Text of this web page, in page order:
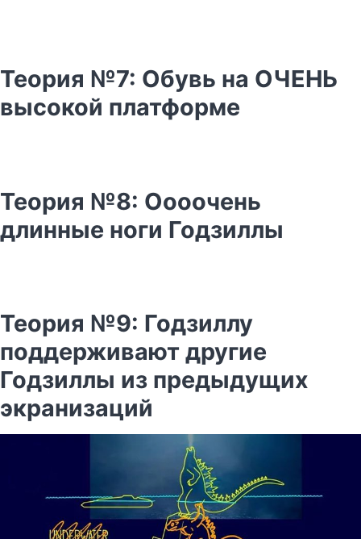
Теория №7: Обувь на ОЧЕНЬ
высокой платформе
Теория №8: Оооочень
длинные ноги Годзиллы
Теория №9: Годзиллу
поддерживают другие
Годзиллы из предыдущих
экранизаций